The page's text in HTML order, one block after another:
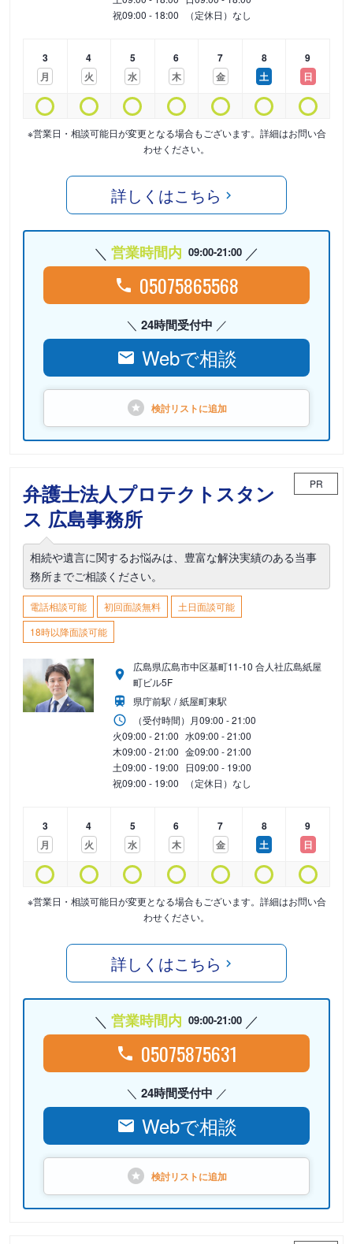
祝09:00 - 18:00 （定休日）なし
3
月
4
火
5
水
6
木
7
金
8
土
9
日
※営業日・相談可能日が変更となる場合もございます。詳細はお問い合
わせください。
詳しくはこちら
営業時間内 09:00-21:00
05075865568
24時間受付中
Webで相談
検討リストに追加
弁護士法人プロテクトスタン
ス 広島事務所
PR
相続や遺言に関するお悩みは、豊富な解決実績のある当事
務所までご相談ください。
電話相談可能 初回面談無料
土日面談可能
18時以降面談可能
広島県広島市中区基町11-10 合人社広島紙屋
町ビル5F
県庁前駅
紙屋町東駅
（受付時間） 月09:00 - 21:00
火09:00 - 21:00 水09:00 - 21:00
木09:00 - 21:00 金09:00 - 21:00
土09:00 - 19:00 日09:00 - 19:00
祝09:00 - 19:00 （定休日）なし
3
月
4
火
5
水
6
木
7
金
8
土
9
日
※営業日・相談可能日が変更となる場合もございます。詳細はお問い合
わせください。
詳しくはこちら
営業時間内 09:00-21:00
05075875631
24時間受付中
Webで相談
検討リストに追加